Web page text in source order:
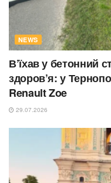
NEWS
В’їхав у бетонний
здоров’я: у
Renault Zoe
29.07.2026